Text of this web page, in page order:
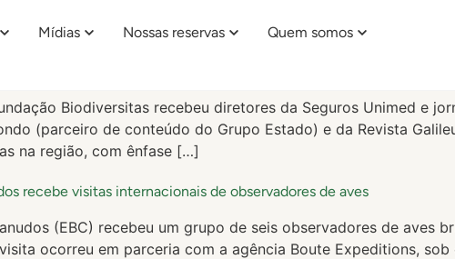
Mídias Nossas reservas Quem somos
Estação Biológica de Canudos
diretores da Seguros Unimed e jornalistas na EBC
Biodiversitas recebeu diretores da Seguros Unimed e
(parceiro de conteúdo do Grupo Estado) e da Revista
na região, com ênfase […]
recebe visitas internacionais de observadores de aves
(EBC) recebeu um grupo de seis observadores de aves
ocorreu em parceria com a agência Boute Expeditions,